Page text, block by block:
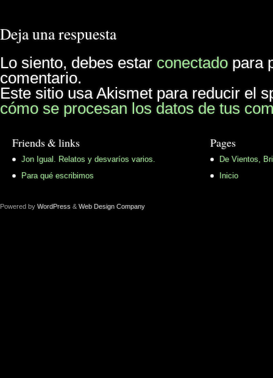
Deja una respuesta
Lo siento, debes estar conectado para
comentario.
Este sitio usa Akismet para reducir el
cómo se procesan los datos de tus
Friends & links
Jon Igual. Relatos y desvaríos varios.
Para qué escribimos
Pages
De Vientos,
Inicio
Powered by WordPress & Web Design Company